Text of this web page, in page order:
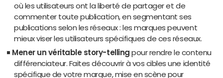
où les utilisateurs ont la liberté de partager et de
commenter toute publication, en segmentant ses
publications selon les réseaux : les marques peuvent
mieux viser les utilisateurs spécifiques de ces réseaux.
Mener un véritable story-telling pour rendre le contenu
différenciateur. Faites découvrir à vos cibles une identité
spécifique de votre marque, mise en scène pour